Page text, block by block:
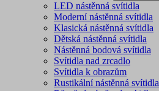
LED nástěnná svítidla
Moderní nástěnná svítidla
Klasická nástěnná svítidla
Dětská nástěnná svítidla
Nástěnná bodová svítidla
Svítidla nad zrcadlo
Svítidla k obrazům
Rustikální nástěnná svítidla